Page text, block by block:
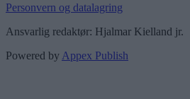
Personvern og datalagring
Ansvarlig redaktør: Hjalmar Kielland jr.
Powered by Appex Publish